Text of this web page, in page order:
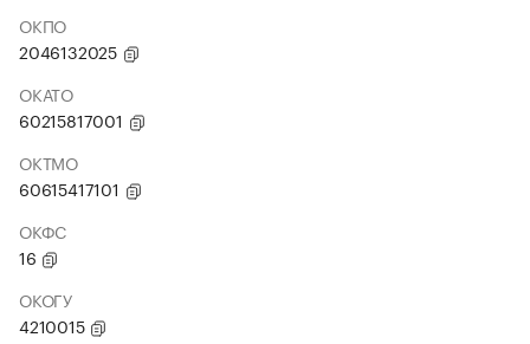
ОКПО
2046132025
ОКАТО
60215817001
ОКТМО
60615417101
ОКФС
16
ОКОГУ
4210015